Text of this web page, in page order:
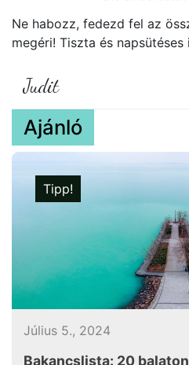
Ne habozz, fedezd fel az
megéri! Tiszta és
Judit
Ajánló
Tipp!
Július 5., 2024
Bakancslista: 20